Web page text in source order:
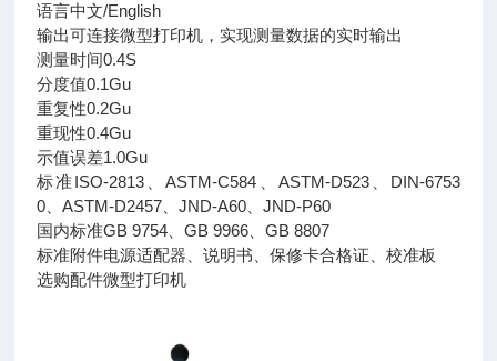
语言中文/English
输出可连接微型打印机，实现测量数据的实时输出
测量时间0.4S
分度值0.1Gu
重复性0.2Gu
重现性0.4Gu
示值误差1.0Gu
标准ISO-2813、ASTM-C584、ASTM-D523、DIN-6753
0、ASTM-D2457、JND-A60、JND-P60
国内标准GB 9754、GB 9966、GB 8807
标准附件电源适配器、说明书、保修卡合格证、校准板
选购配件微型打印机